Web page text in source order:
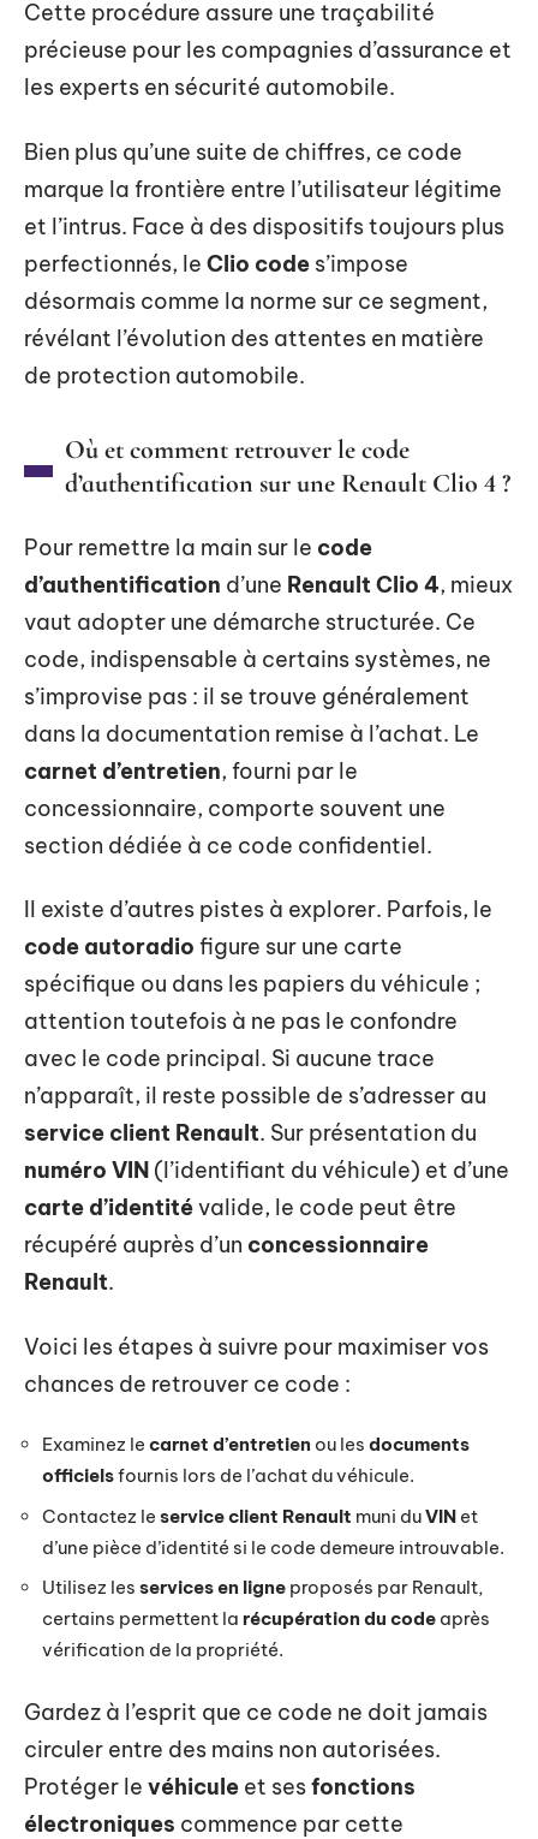
Cette procédure assure une traçabilité
précieuse pour les compagnies d’assurance et
les experts en sécurité automobile.
Bien plus qu’une suite de chiffres, ce code
marque la frontière entre l’utilisateur légitime
et l’intrus. Face à des dispositifs toujours plus
perfectionnés, le Clio code s’impose
désormais comme la norme sur ce segment,
révélant l’évolution des attentes en matière
de protection automobile.
Où et comment retrouver le code
d’authentification sur une Renault Clio 4 ?
Pour remettre la main sur le code
d’authentification d’une Renault Clio 4, mieux
vaut adopter une démarche structurée. Ce
code, indispensable à certains systèmes, ne
s’improvise pas : il se trouve généralement
dans la documentation remise à l’achat. Le
carnet d’entretien, fourni par le
concessionnaire, comporte souvent une
section dédiée à ce code confidentiel.
Il existe d’autres pistes à explorer. Parfois, le
code autoradio figure sur une carte
spécifique ou dans les papiers du véhicule ;
attention toutefois à ne pas le confondre
avec le code principal. Si aucune trace
n’apparaît, il reste possible de s’adresser au
service client Renault. Sur présentation du
numéro VIN (l’identifiant du véhicule) et d’une
carte d’identitévalide, le code peut être
récupéré auprès d’un concessionnaire
Renault.
Voici les étapes à suivre pour maximiser vos
chances de retrouver ce code :
Examinez le carnet d’entretien ou les documents
officielsfournis lors de l’achat du véhicule.
Contactez le service client Renault muni duVIN et
d’une pièce d’identité si le code demeure introuvable.
Utilisez les services en ligne proposés par Renault,
certains permettent la récupération du code après
vérification de la propriété.
Gardez à l’esprit que ce code ne doit jamais
circuler entre des mains non autorisées.
Protéger le véhicule et sesfonctions
électroniques commence par cette